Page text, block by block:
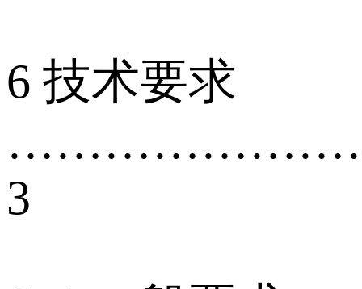
6 技术要求
3